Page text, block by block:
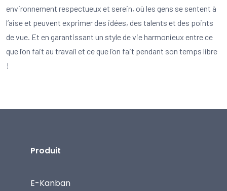
environnement respectueux et serein, où les gens se sentent à
l’aise et peuvent exprimer des idées, des talents et des points
de vue. Et en garantissant un style de vie harmonieux entre ce
que l’on fait au travail et ce que l’on fait pendant son temps libre
!
Produit
E-Kanban